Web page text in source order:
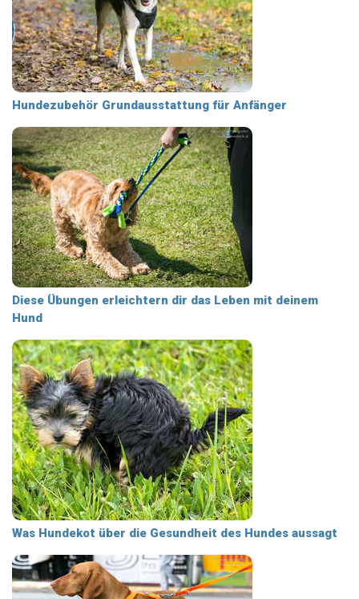
Hundezubehör Grundausstattung für Anfänger
Diese Übungen erleichtern dir das Leben mit deinem
Hund
Was Hundekot über die Gesundheit des Hundes aussagt